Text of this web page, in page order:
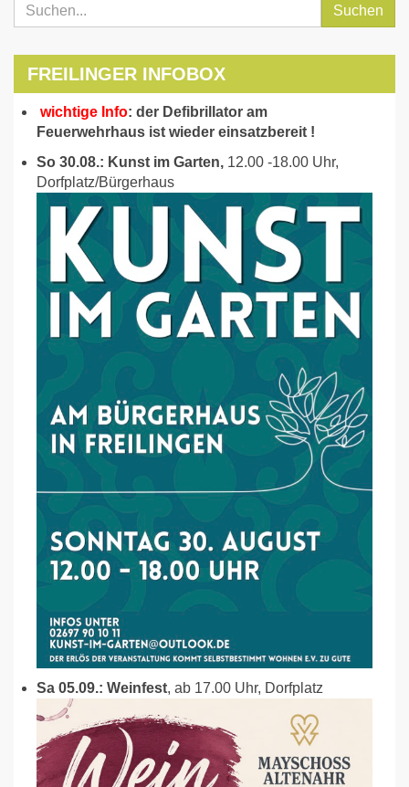
Suchen
FREILINGER INFOBOX
wichtige Info: der Defibrillator am
Feuerwehrhaus ist wieder einsatzbereit !
So 30.08.: Kunst im Garten, 12.00 -18.00 Uhr,
Dorfplatz/Bürgerhaus
Sa 05.09.: Weinfest, ab 17.00 Uhr, Dorfplatz